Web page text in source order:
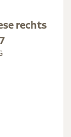
rechts